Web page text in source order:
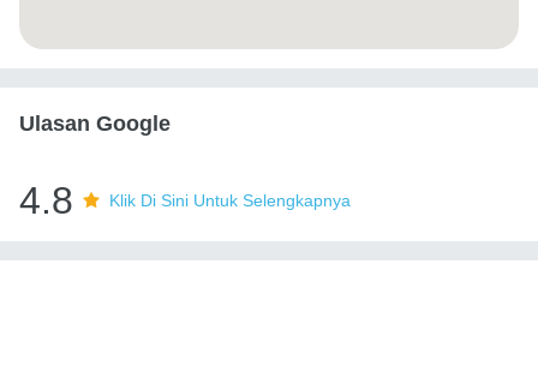
Ulasan Google
4.8 Klik Di Sini Untuk Selengkapnya